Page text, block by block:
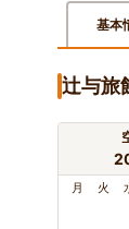
基本
辻与旅
月 火